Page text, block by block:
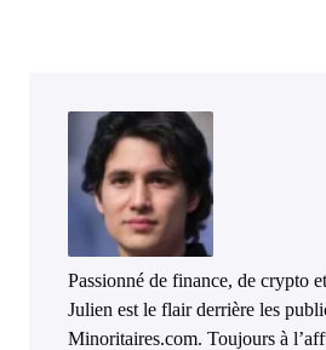
Passionné de finance, de crypto
Julien est le flair derrière les
Minoritaires.com. Toujours à